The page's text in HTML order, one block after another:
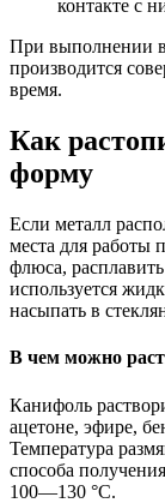
контакте с
При выполнении
производится
время.
Как
форму
Если металл
места для работы
флюса,
используется
насыпать в
В чем можно
Канифоль
ацетоне, эфире,
Температура
способа
100—130 °C.